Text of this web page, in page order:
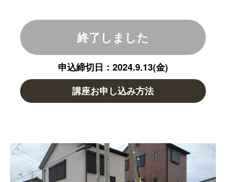
終了しました
申込締切日：2024.9.13(金)
講座お申し込み方法